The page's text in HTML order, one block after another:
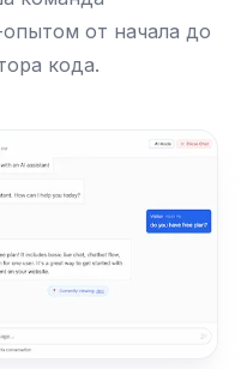
опытом от начала до
кода.